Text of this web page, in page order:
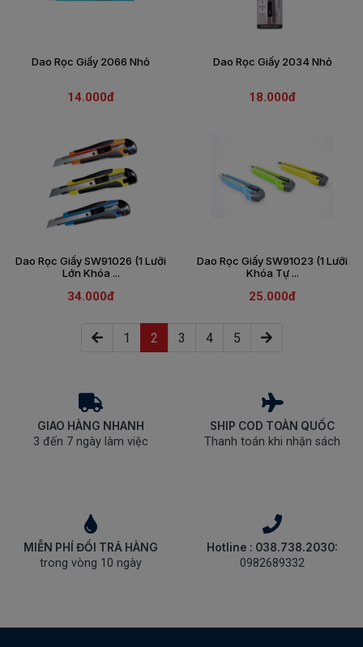
Dao Rọc Giấy 2066 Nhỏ
14.000đ
Dao Rọc Giấy 2034 Nhỏ
18.000đ
Dao Rọc Giấy SW91026 (1 Lưỡi
Lớn Khóa ...
34.000đ
Dao Rọc Giấy SW91023 (1 Lưỡi
Khóa Tự ...
25.000đ
1 2 (current)
3 4 5
GIAO HÀNG NHANH
3 đến 7 ngày làm việc
SHIP COD TOÀN QUỐC
Thanh toán khi nhận sách
MIỄN PHÍ ĐỔI TRẢ HÀNG
trong vòng 10 ngày
Hotline : 038.738.2030:
0982689332